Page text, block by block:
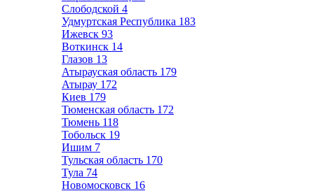
Слободской 4
Удмуртская Республика 183
Ижевск 93
Воткинск 14
Глазов 13
Атырауская область 179
Атырау 172
Киев 179
Тюменская область 172
Тюмень 118
Тобольск 19
Ишим 7
Тульская область 170
Тула 74
Новомосковск 16